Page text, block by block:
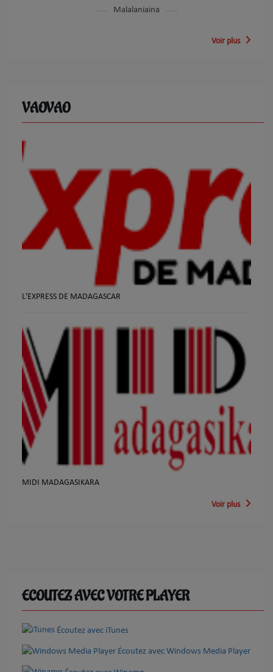
Malalaniaina
Voir plus
VAOVAO
L'EXPRESS DE MADAGASCAR
MIDI MADAGASIKARA
Voir plus
ECOUTEZ AVEC VOTRE PLAYER
Écoutez avec iTunes
Écoutez avec Windows Media Player